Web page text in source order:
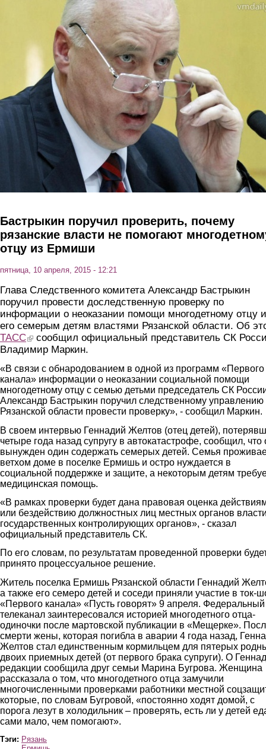
Перейти к основному содержанию
Бастрыкин поручил проверить, почему
рязанские власти не помогают
отцу из Ермиши
пятница, 10 апреля, 2015 - 12:21
Глава Следственного комитета Александр Бастрыкин
поручил провести доследственную проверку по
информации о неоказании помощи многодетному отцу и
его семерым детям властями Рязанской области. Об
ТАСС(link is external)
сообщил официальный представитель СК
Владимир Маркин.
«В связи с обнародованием в одной из программ «Первого
канала» информации о неоказании социальной помощи
многодетному отцу с семью детьми председатель СК
Александр Бастрыкин поручил следственному управлению
Рязанской области провести проверку», - сообщил Маркин.
В своем интервью Геннадий Желтов (отец детей),
четыре года назад супругу в автокатастрофе, сообщил, что
вынужден один содержать семерых детей. Семья
ветхом доме в поселке Ермишь и остро нуждается в
социальной поддержке и защите, а некоторым детям
медицинская помощь.
«В рамках проверки будет дана правовая оценка
или бездействию должностных лиц местных органов
государственных контролирующих органов», - сказал
официальный представитель СК.
По его словам, по результатам проведенной проверки
принято процессуальное решение.
Житель поселка Ермишь Рязанской области Геннадий
а также его семеро детей и соседи приняли участие в ток-
«Первого канала» «Пусть говорят» 9 апреля. Федеральный
телеканал заинтересовался историей многодетного отца-
одиночки после мартовской публикации в «Мещерке».
смерти жены, которая погибла в аварии 4 года назад,
Желтов стал единственным кормильцем для пятерых
двоих приемных детей (от первого брака супруги). О
редакции сообщила друг семьи Марина Бугрова. Женщина
рассказала о том, что многодетного отца замучили
многочисленными проверками работники местной
которые, по словам Бугровой, «постоянно ходят домой, с
порога лезут в холодильник – проверять, есть ли у детей
сами мало, чем помогают».
Тэги: Рязань